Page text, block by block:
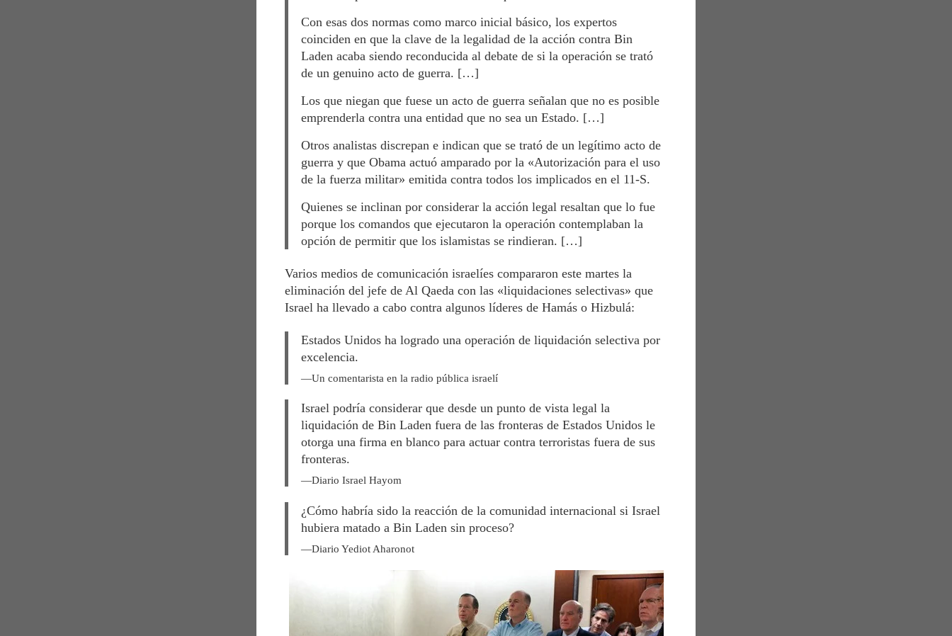
Con esas dos normas como marco inicial básico, los expertos
coinciden en que la clave de la legalidad de la acción contra Bin
Laden acaba siendo reconducida al debate de si la operación se trató
de un genuino acto de guerra. […]
Los que niegan que fuese un acto de guerra señalan que no es posible
emprenderla contra una entidad que no sea un Estado. […]
Otros analistas discrepan e indican que se trató de un legítimo acto de
guerra y que Obama actuó amparado por la «Autorización para el uso
de la fuerza militar» emitida contra todos los implicados en el 11-S.
Quienes se inclinan por considerar la acción legal resaltan que lo fue
porque los comandos que ejecutaron la operación contemplaban la
opción de permitir que los islamistas se rindieran. […]
Varios medios de comunicación israelíes compararon este martes la
eliminación del jefe de Al Qaeda con las «liquidaciones selectivas» que
Israel ha llevado a cabo contra algunos líderes de Hamás o Hizbulá:
Estados Unidos ha logrado una operación de liquidación selectiva por
excelencia.
Un comentarista en la radio pública israelí
Israel podría considerar que desde un punto de vista legal la
liquidación de Bin Laden fuera de las fronteras de Estados Unidos le
otorga una firma en blanco para actuar contra terroristas fuera de sus
fronteras.
Diario Israel Hayom
¿Cómo habría sido la reacción de la comunidad internacional si Israel
hubiera matado a Bin Laden sin proceso?
Diario Yediot Aharonot